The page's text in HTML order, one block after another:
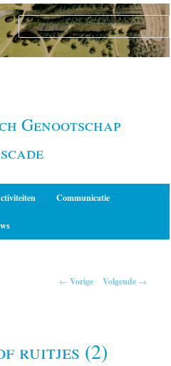
Genootschap
Communicatie
← Vorige Volgende →
ruitjes (2)